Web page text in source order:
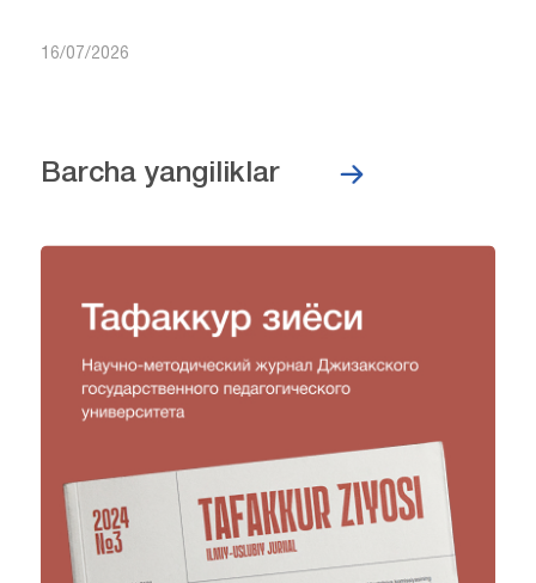
16/07/2026
Barcha yangiliklar